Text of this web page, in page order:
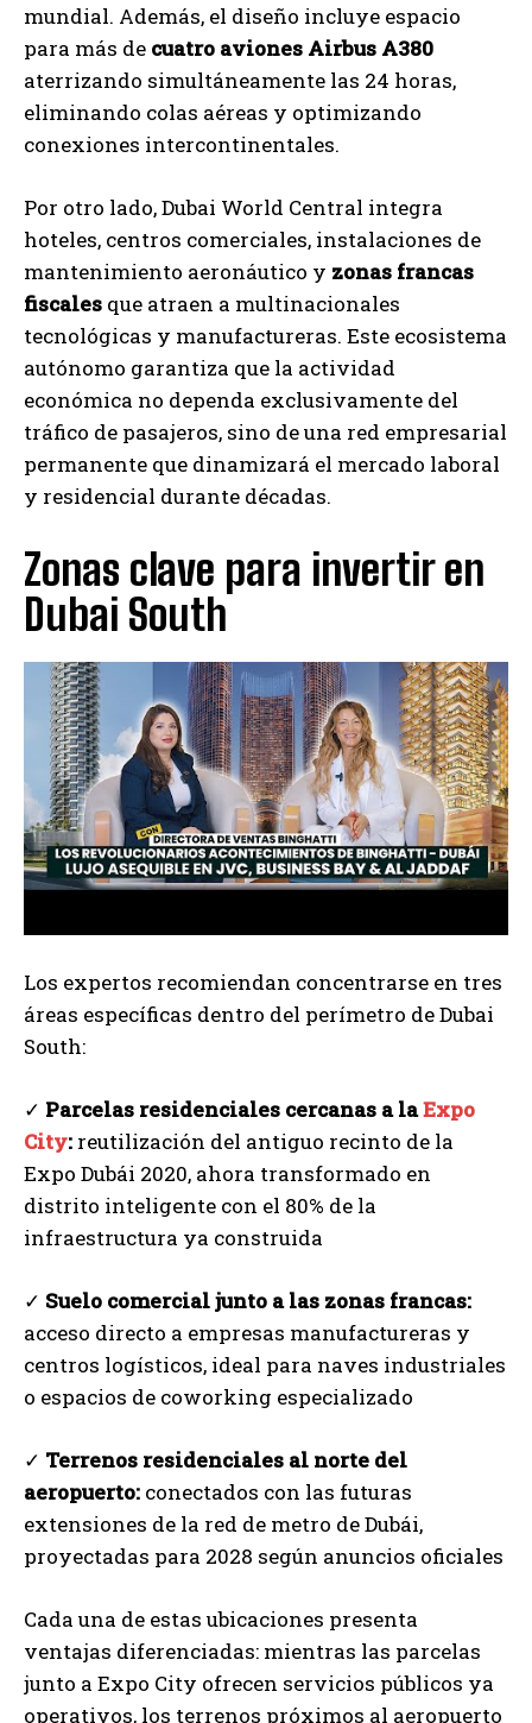
mundial. Además, el diseño incluye espacio
para más de cuatro aviones Airbus A380
aterrizando simultáneamente las 24 horas,
eliminando colas aéreas y optimizando
conexiones intercontinentales.
Por otro lado, Dubai World Central integra
hoteles, centros comerciales, instalaciones de
mantenimiento aeronáutico y zonas francas
fiscales que atraen a multinacionales
tecnológicas y manufactureras. Este ecosistema
autónomo garantiza que la actividad
económica no dependa exclusivamente del
tráfico de pasajeros, sino de una red empresarial
permanente que dinamizará el mercado laboral
y residencial durante décadas.
Zonas clave para invertir en
Dubai South
Los expertos recomiendan concentrarse en tres
áreas específicas dentro del perímetro de Dubai
South:
✓ Parcelas residenciales cercanas a laExpo
City: reutilización del antiguo recinto de la
Expo Dubái 2020, ahora transformado en
distrito inteligente con el 80% de la
infraestructura ya construida
✓ Suelo comercial junto a las zonas francas:
acceso directo a empresas manufactureras y
centros logísticos, ideal para naves industriales
o espacios de coworking especializado
✓ Terrenos residenciales al norte del
aeropuerto: conectados con las futuras
extensiones de la red de metro de Dubái,
proyectadas para 2028 según anuncios oficiales
Cada una de estas ubicaciones presenta
ventajas diferenciadas: mientras las parcelas
junto a Expo City ofrecen servicios públicos ya
operativos, los terrenos próximos al aeropuerto